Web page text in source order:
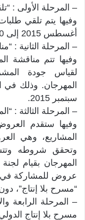
– المرحلة الأولى :
أغسطس 2015 إلى 20 سبتمبر 2015
– المرحلة الثانية :
وفيها تتم مناقشة
لقياس جودة
سبتمبر 2015.
– المرحلة الثالثة :
وفيها ستقدم
المشاريع، وهي
وتحقق شروطه
المهرجان بقيام لجنة
عروض للمشاركة في
“مسرح بلا إنتاج”،
– المرحلة الرابعة
مسرح بلا إنتاج